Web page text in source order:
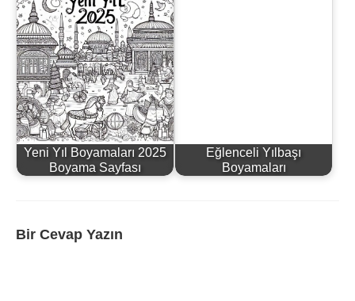
Yeni Yıl Boyamaları 2025
Boyama Sayfası
Eğlenceli Yılbaşı
Boyamaları
Bir Cevap Yazın